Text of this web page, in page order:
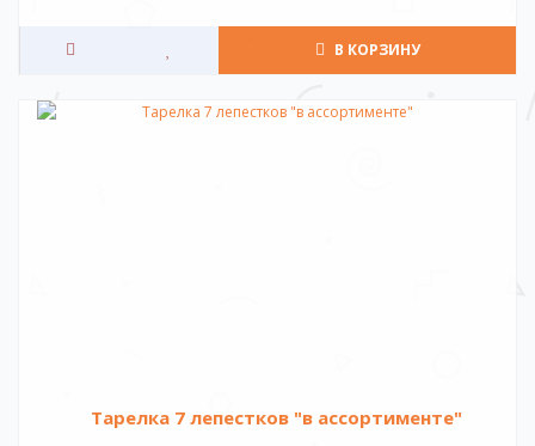
В КОРЗИНУ
Тарелка 7 лепестков "в ассортименте"